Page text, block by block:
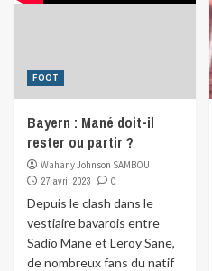
FOOT
Bayern : Mané doit-il
rester ou partir ?
Wahany Johnson SAMBOU
27 avril 2023
0
Depuis le clash dans le
vestiaire bavarois entre
Sadio Mane et Leroy Sane,
de nombreux fans du natif